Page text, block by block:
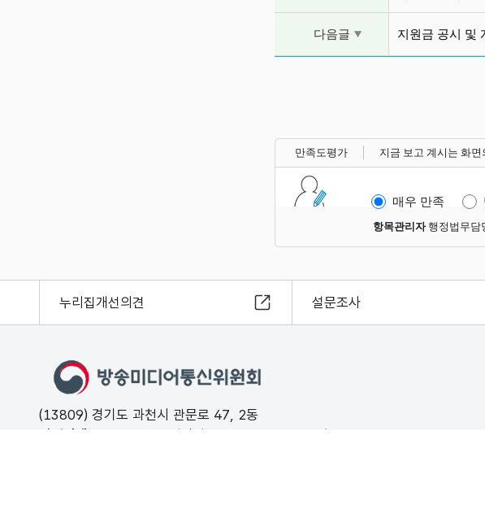
다음글 지원금 공시 및
만족도평가 지금 보고 계시는 화
매우 만족
항목관리자행정법무담
누리집개선의견 설문조사
(13809) 경기도 과천시 관문로 47, 2동